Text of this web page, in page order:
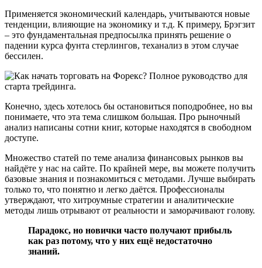
Применяется экономический календарь, учитываются новые
тенденции, влияющие на экономику и т.д. К примеру, Брэгзит
– это фундаментальная предпосылка принять решение о
падении курса фунта стерлингов, теханализ в этом случае
бессилен.
Конечно, здесь хотелось бы остановиться поподробнее, но вы
понимаете, что эта тема слишком большая. Про рыночный
анализ написаны сотни книг, которые находятся в свободном
доступе.
Множество статей по теме анализа финансовых рынков вы
найдёте у нас на сайте. По крайней мере, вы можете получить
базовые знания и познакомиться с методами. Лучше выбирать
только то, что понятно и легко даётся. Профессионалы
утверждают, что хитроумные стратегии и аналитические
методы лишь отрывают от реальности и заморачивают голову.
Парадокс, но новички часто получают прибыль
как раз потому, что у них ещё недостаточно
знаний.